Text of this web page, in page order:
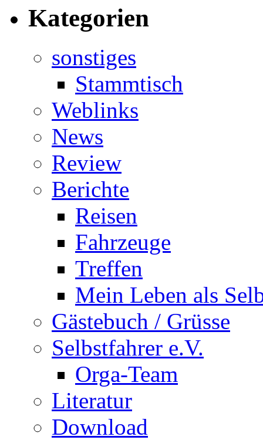
Kategorien
sonstiges
Stammtisch
Weblinks
News
Review
Berichte
Reisen
Fahrzeuge
Treffen
Mein Leben als
Gästebuch / Grüsse
Selbstfahrer e.V.
Orga-Team
Literatur
Download